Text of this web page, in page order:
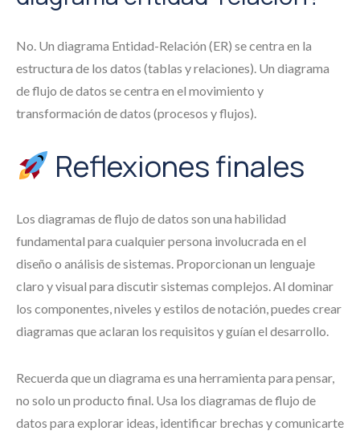
No. Un diagrama Entidad-Relación (ER) se centra en la
estructura de los datos (tablas y relaciones). Un diagrama
de flujo de datos se centra en el movimiento y
transformación de datos (procesos y flujos).
Reflexiones finales
Los diagramas de flujo de datos son una habilidad
fundamental para cualquier persona involucrada en el
diseño o análisis de sistemas. Proporcionan un lenguaje
claro y visual para discutir sistemas complejos. Al dominar
los componentes, niveles y estilos de notación, puedes crear
diagramas que aclaran los requisitos y guían el desarrollo.
Recuerda que un diagrama es una herramienta para pensar,
no solo un producto final. Usa los diagramas de flujo de
datos para explorar ideas, identificar brechas y comunicarte